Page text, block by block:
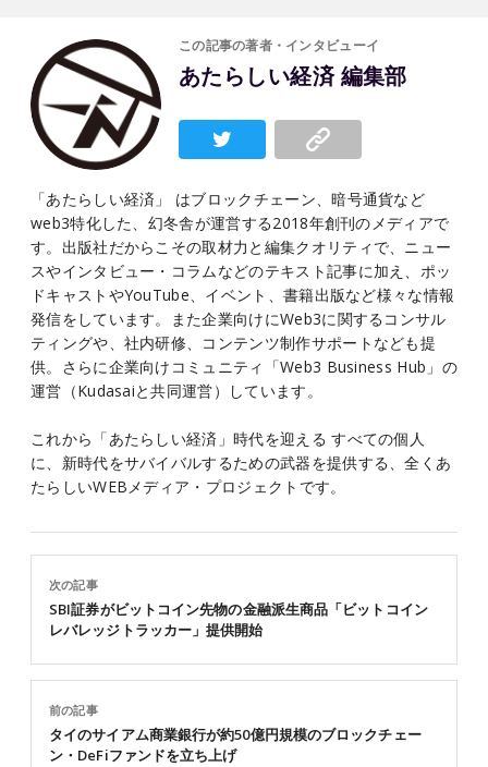
この記事の著者・インタビューイ
あたらしい経済 編集部
「あたらしい経済」 はブロックチェーン、暗号通貨など
web3特化した、幻冬舎が運営する2018年創刊のメディアで
す。出版社だからこその取材力と編集クオリティで、ニュー
スやインタビュー・コラムなどのテキスト記事に加え、ポッ
ドキャストやYouTube、イベント、書籍出版など様々な情報
発信をしています。また企業向けにWeb3に関するコンサル
ティングや、社内研修、コンテンツ制作サポートなども提
供。さらに企業向けコミュニティ「Web3 Business Hub」の
運営（Kudasaiと共同運営）しています。
これから「あたらしい経済」時代を迎える すべての個人
に、新時代をサバイバルするための武器を提供する、全くあ
たらしいWEBメディア・プロジェクトです。
前の記事
タイのサイアム商業銀行が約50億円規模のブロックチェー
ン・DeFiファンドを立ち上げ
次の記事
SBI証券がビットコイン先物の金融派生商品「ビットコイン
レバレッジトラッカー」提供開始